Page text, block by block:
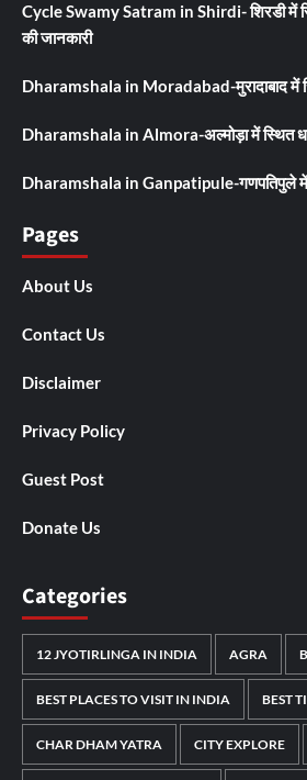
Cycle Swamy Satram in Shirdi- शिरडी में
की जानकारी
Dharamshala in Moradabad-मुरादाबाद में
Dharamshala in Almora-अल्मोड़ा में स्थित
Dharamshala in Ganpatipule-गणपतिपुले में
Pages
About Us
Contact Us
Disclaimer
Privacy Policy
Guest Post
Donate Us
Categories
12 JYOTIRLINGA IN INDIA AGRA
BEST PLACES TO VISIT IN INDIA BEST
CHAR DHAM YATRA CITY EXPLORE